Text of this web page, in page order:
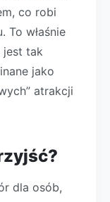
co robi
To właśnie
jest tak
jako
atrakcji
dla osób,